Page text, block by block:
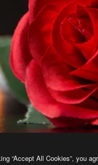
“Accept All Cookies”, you